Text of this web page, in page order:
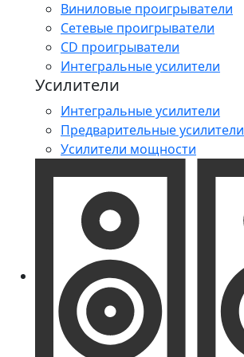
Виниловые проигрыватели
Сетевые проигрыватели
CD проигрыватели
Интегральные усилители
Усилители
Интегральные усилители
Предварительные усилители
Усилители мощности